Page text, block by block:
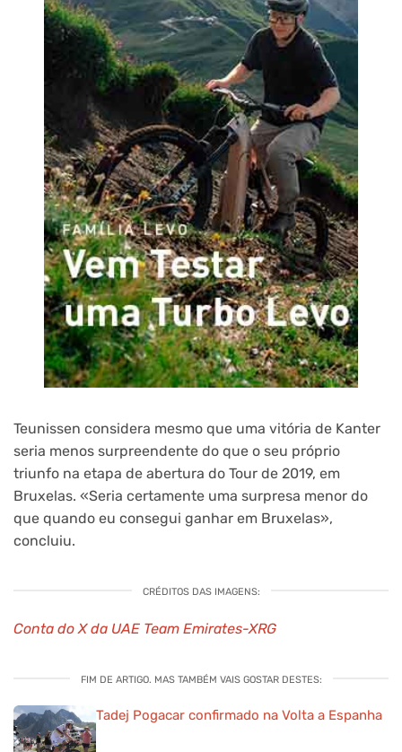
Teunissen considera mesmo que uma vitória de Kanter
seria menos surpreendente do que o seu próprio
triunfo na etapa de abertura do Tour de 2019, em
Bruxelas. «Seria certamente uma surpresa menor do
que quando eu consegui ganhar em Bruxelas»,
concluiu.
CRÉDITOS DAS IMAGENS:
Conta do X da UAE Team Emirates-XRG
FIM DE ARTIGO. MAS TAMBÉM VAIS GOSTAR DESTES:
Tadej Pogacar confirmado na Volta a Espanha